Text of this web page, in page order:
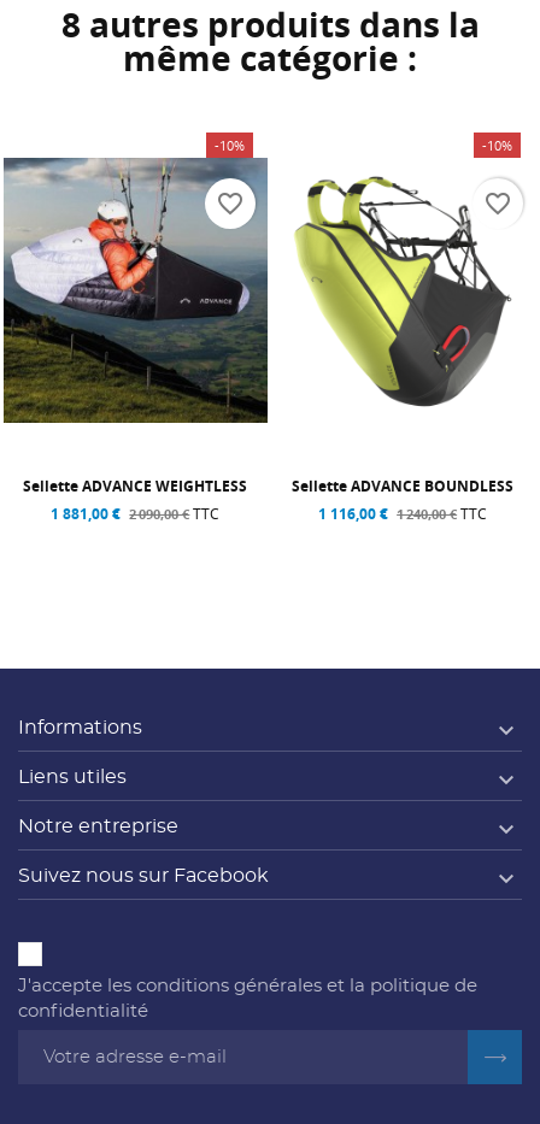
8 autres produits dans la
même catégorie :
-10%
Sellette ADVANCE WEIGHTLESS
1 881,00 € 2 090,00 €TTC
favorite_border
-10%
Sellette ADVANCE BOUNDLESS
1 116,00 € 1 240,00 € TTC
favorite_border
Informations 
Liens utiles 
Notre entreprise 
Suivez nous sur Facebook 
J'accepte les conditions générales et la politique de
confidentialité